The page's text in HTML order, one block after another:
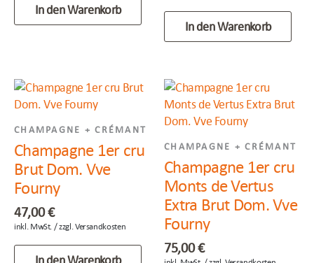
In den Warenkorb
In den Warenkorb
CHAMPAGNE + CRÉMANT
Champagne 1er cru
Brut Dom. Vve
Fourny
47,00€
In den Warenkorb
CHAMPAGNE + CRÉMANT
Champagne 1er cru
Monts de Vertus
Extra Brut Dom. Vve
Fourny
75,00€